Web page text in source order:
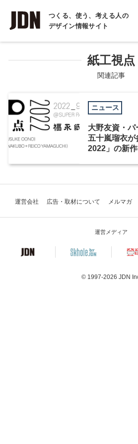
つくる、使う、考える人の
デザイン情報サイト
INTERVIEW
インタビュー
コラム
紙工視点
関連記事
ニュース
大野友資・パ
五十嵐瑠衣が
2022」の新
運営会社 広告・取材について メルマガ
運営メディア
© 1997-2026 JDN